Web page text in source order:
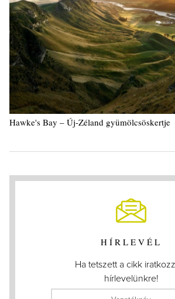
Hawke's Bay – Új-Zéland gyümölcsöskertje
HÍRLEVÉL
Ha tetszett a cikk
hírlevelünkre!